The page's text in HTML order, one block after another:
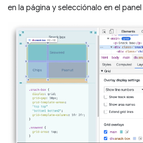
en la página y selecciónalo en el